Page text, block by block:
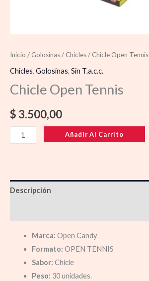
Inicio / Golosinas/ Chicles/ Chicle Open Tennis
Chicles, Golosinas, Sin T.a.c.c.
Chicle Open Tennis
$ 3.500,00
Añadir Al Carrito
Descripción
Marca: Open Candy
Formato: OPEN TENNIS
Sabor: Chicle
Peso: 30 unidades.